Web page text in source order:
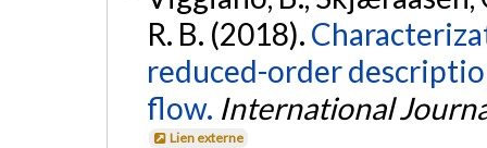
R. B. (2018).
reduced-order
flow. International
Lien externe